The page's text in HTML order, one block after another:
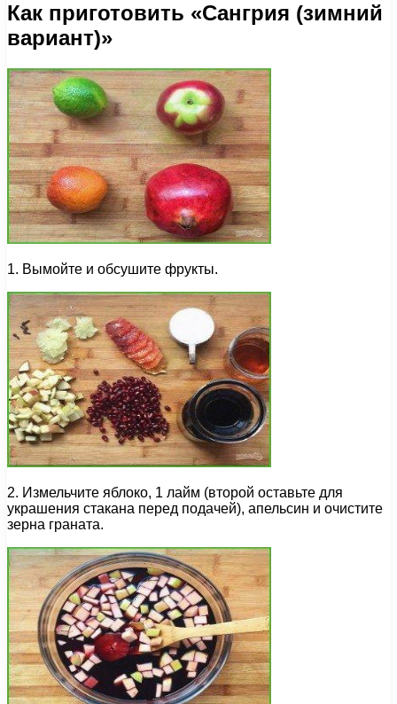
Как приготовить «Сангрия (зимний
вариант)»
1. Вымойте и обсушите фрукты.
2. Измельчите яблоко, 1 лайм (второй оставьте для
украшения стакана перед подачей), апельсин и очистите
зерна граната.